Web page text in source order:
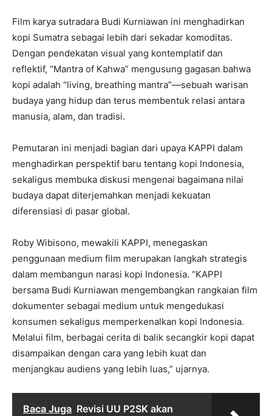
Film karya sutradara Budi Kurniawan ini menghadirkan
kopi Sumatra sebagai lebih dari sekadar komoditas.
Dengan pendekatan visual yang kontemplatif dan
reflektif, “Mantra of Kahwa” mengusung gagasan bahwa
kopi adalah “living, breathing mantra”—sebuah warisan
budaya yang hidup dan terus membentuk relasi antara
manusia, alam, dan tradisi.
Pemutaran ini menjadi bagian dari upaya KAPPI dalam
menghadirkan perspektif baru tentang kopi Indonesia,
sekaligus membuka diskusi mengenai bagaimana nilai
budaya dapat diterjemahkan menjadi kekuatan
diferensiasi di pasar global.
Roby Wibisono, mewakili KAPPI, menegaskan
penggunaan medium film merupakan langkah strategis
dalam membangun narasi kopi Indonesia. “KAPPI
bersama Budi Kurniawan mengembangkan rangkaian film
dokumenter sebagai medium untuk mengedukasi
konsumen sekaligus memperkenalkan kopi Indonesia.
Melalui film, berbagai cerita di balik secangkir kopi dapat
disampaikan dengan cara yang lebih kuat dan
menjangkau audiens yang lebih luas,” ujarnya.
Baca Juga Revisi UU P2SK akan